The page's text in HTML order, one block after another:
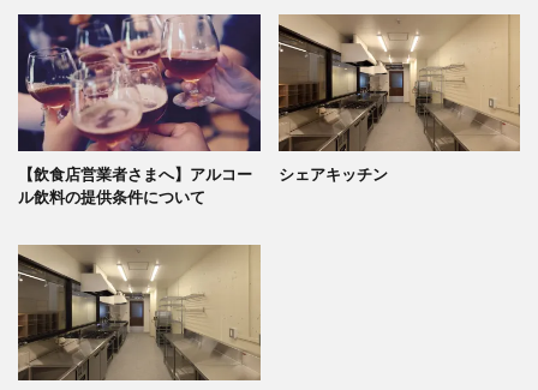
【飲食店営業者さまへ】アルコー
ル飲料の提供条件について
シェアキッチン